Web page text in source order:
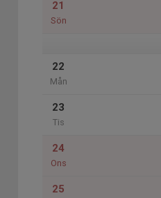
21
Sön
22
Mån
23
Tis
24
Ons
25